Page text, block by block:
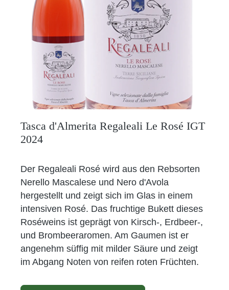
Tasca d'Almerita Regaleali Le Rosé IGT
2024
Der Regaleali Rosé wird aus den Rebsorten
Nerello Mascalese und Nero d'Avola
hergestellt und zeigt sich im Glas in einem
intensiven Rosé. Das fruchtige Bukett dieses
Roséweins ist geprägt von Kirsch-, Erdbeer-,
und Brombeeraromen. Am Gaumen ist er
angenehm süffig mit milder Säure und zeigt
im Abgang Noten von reifen roten Früchten.